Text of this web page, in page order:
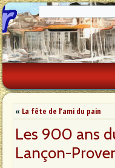
« La fête de l’ami du pain
Les 900 ans
Lançon-